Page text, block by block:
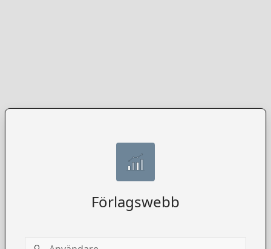
Förlagswebb
Användarnamn